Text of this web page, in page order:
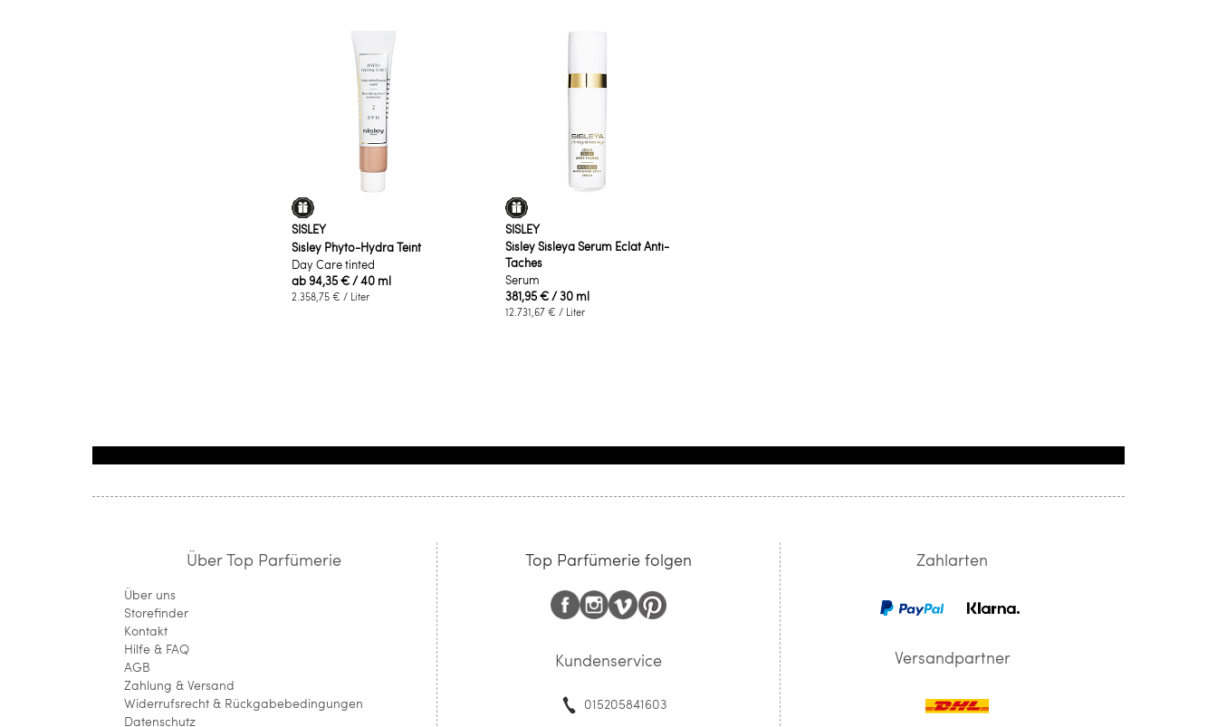
SISLEY
Sisley Phyto-Hydra Teint
Day Care tinted
ab94,35 €/ 40 ml
2.358,75 € / Liter
SISLEY
Sisley Sisleya Serum Eclat Anti-
Taches
Serum
381,95 €/ 30 ml
12.731,67 € / Liter
Über Top Parfümerie
Über uns
Storefinder
Kontakt
Hilfe & FAQ
AGB
Zahlung & Versand
Widerrufsrecht & Rückgabebedingungen
Datenschutz
Top Parfümerie folgen
Kundenservice
015205841603
Zahlarten
Versandpartner